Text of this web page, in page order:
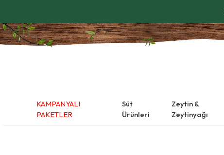
KAMPANYALI
PAKETLER
Süt
Ürünleri
Zeytin &
Zeytinyağı